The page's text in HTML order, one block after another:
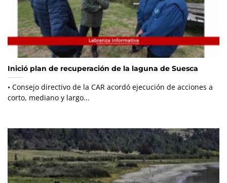
Inició plan de recuperación de la laguna de Suesca
• Consejo directivo de la CAR acordó ejecución de acciones a
corto, mediano y largo...